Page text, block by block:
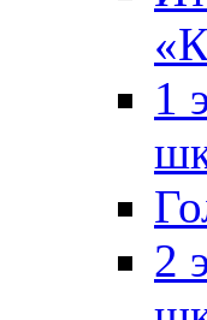
1
2